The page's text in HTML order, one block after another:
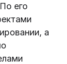
его
а